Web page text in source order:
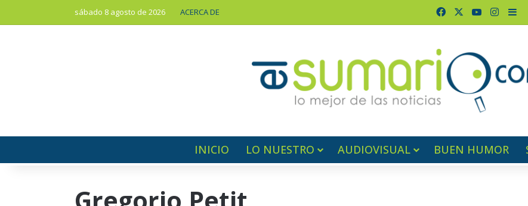
sábado 8 agosto de 2026 ACERCA DE FacebookYouTube
INICIO LO NUESTRO AUDIOVISUAL BUEN HUMOR